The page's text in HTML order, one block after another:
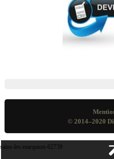
© 2014–2020
sains-les-marquion-62739